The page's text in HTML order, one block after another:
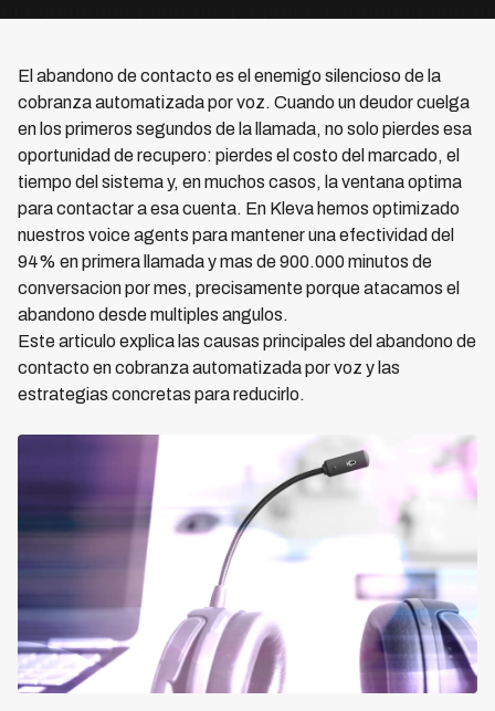
El abandono de contacto es el enemigo silencioso de la
cobranza automatizada por voz. Cuando un deudor cuelga
en los primeros segundos de la llamada, no solo pierdes esa
oportunidad de recupero: pierdes el costo del marcado, el
tiempo del sistema y, en muchos casos, la ventana optima
para contactar a esa cuenta. En Kleva hemos optimizado
nuestros voice agents para mantener una efectividad del
94% en primera llamada y mas de 900.000 minutos de
conversacion por mes, precisamente porque atacamos el
abandono desde multiples angulos.
Este articulo explica las causas principales del abandono de
contacto en cobranza automatizada por voz y las
estrategias concretas para reducirlo.